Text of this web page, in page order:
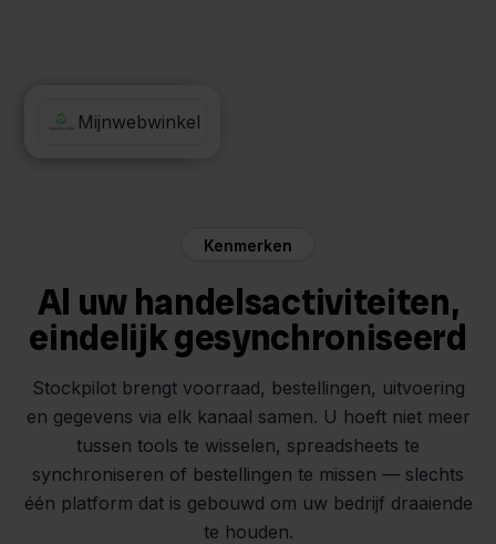
MediaMarkt
Mijnwebwinkel
Kenmerken
Al uw handelsactiviteiten,
eindelijk gesynchroniseerd
Stockpilot brengt voorraad, bestellingen, uitvoering
en gegevens via elk kanaal samen. U hoeft niet meer
tussen tools te wisselen, spreadsheets te
synchroniseren of bestellingen te missen — slechts
één platform dat is gebouwd om uw bedrijf draaiende
te houden.